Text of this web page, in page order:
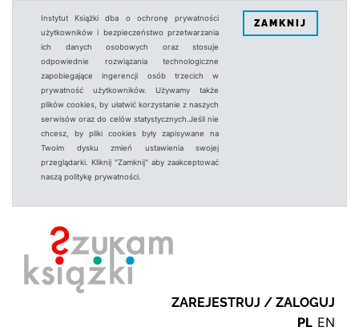
Instytut Książki dba o ochronę prywatności
użytkowników i bezpieczeństwo przetwarzania
ich danych osobowych oraz stosuje
odpowiednie rozwiązania technologiczne
zapobiegające ingerencji osób trzecich w
prywatność użytkowników. Używamy także
plików cookies, by ułatwić korzystanie z naszych
serwisów oraz do celów statystycznych.Jeśli nie
chcesz, by pliki cookies były zapisywane na
Twoim dysku zmień ustawienia swojej
przeglądarki. Kliknij "Zamknij" aby zaakceptować
naszą politykę prywatności.
ZAMKNIJ
ZAREJESTRUJ / ZALOGUJ
PL EN